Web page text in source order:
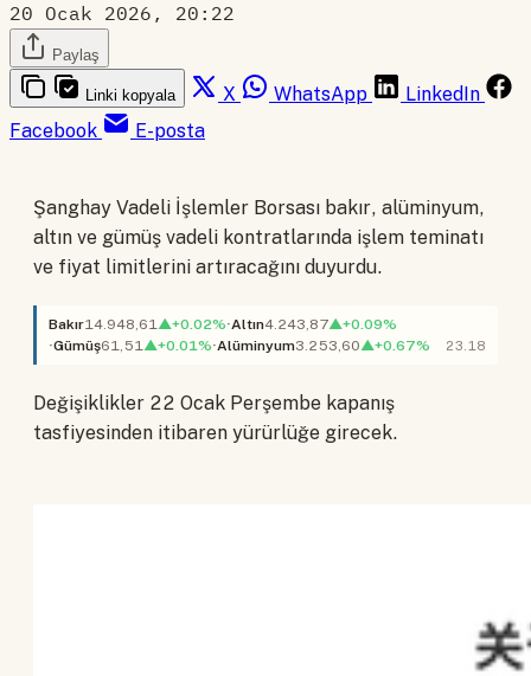
20 Ocak 2026, 20:22
Paylaş
Linki kopyala X WhatsApp
LinkedIn
Facebook
E-posta
Şanghay Vadeli İşlemler Borsası bakır, alüminyum,
altın ve gümüş vadeli kontratlarında işlem teminatı
ve fiyat limitlerini artıracağını duyurdu.
Bakır14.948,61▲+0.02% Altın4.243,87▲+0.09%
Gümüş61,51▲+0.01% Alüminyum3.253,60▲+0.67% 23.18
Değişiklikler 22 Ocak Perşembe kapanış
tasfiyesinden itibaren yürürlüğe girecek.